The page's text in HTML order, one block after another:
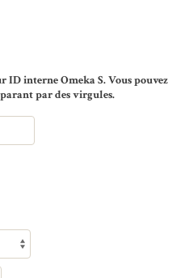
ID interne Omeka S. Vous pouvez
par des virgules.